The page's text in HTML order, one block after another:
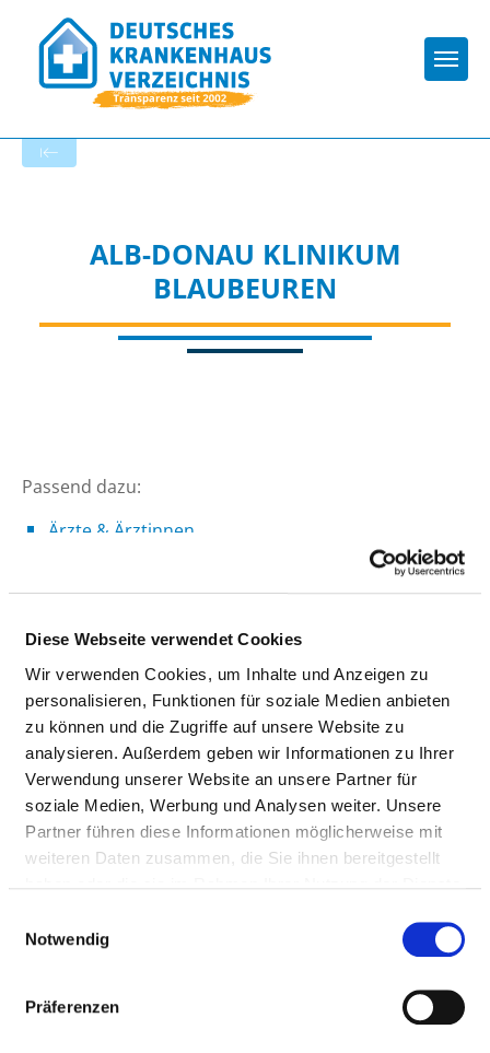
Diese Webseite verwendet Cookies
Wir verwenden Cookies, um Inhalte und Anzeigen zu
personalisieren, Funktionen für soziale Medien anbieten
zu können und die Zugriffe auf unsere Website zu
analysieren. Außerdem geben wir Informationen zu Ihrer
Verwendung unserer Website an unsere Partner für
soziale Medien, Werbung und Analysen weiter. Unsere
Partner führen diese Informationen möglicherweise mit
weiteren Daten zusammen, die Sie ihnen bereitgestellt
Notwendig
Präferenzen
ALB-DONAU KLINIKUM
BLAUBEUREN
Passend dazu:
Ärzte & Ärztinnen
AUSGEWÄHLTES THERAPEUTISCHES
PERSONAL IN PSYCHIATRIE UND
PSYCHOSOMATIK
Hier finden Sie Angaben zum therapeutischen
Personal des gesamten Krankenhauses.
SPEZIELLE THERAPEUTEN/-INNEN
PHYSIOTHERAPEUTIN
Anzahl (gesamt)